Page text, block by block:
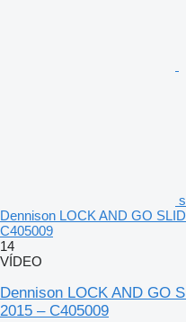
Dennison LOCK AND GO
C405009
14
VÍDEO
Dennison LOCK AND GO
2015 – C405009